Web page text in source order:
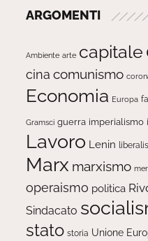
ARGOMENTI
Ambiente arte capitale
cina comunismo
Economia Europa
Gramsci guerra imperialismo
Lavoro Lenin
Marx marxismo
operaismo politica
Sindacato
stato storia Unione